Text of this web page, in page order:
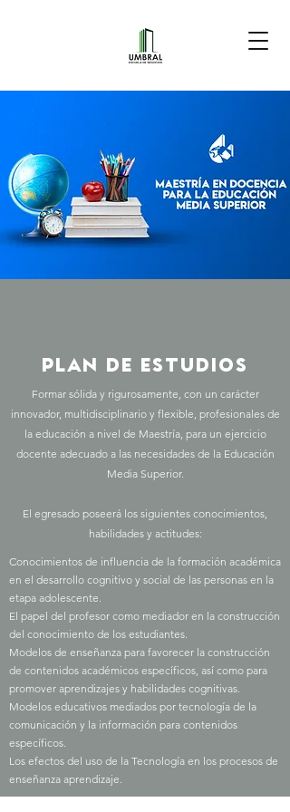
PLAN DE ESTUDIOS
Formar sólida y rigurosamente, con un carácter
innovador, multidisciplinario y flexible, profesionales de
la educación a nivel de Maestría, para un ejercicio
docente adecuado a las necesidades de la Educación
Media Superior.
El egresado poseerá los siguientes conocimientos,
habilidades y actitudes:
Conocimientos de influencia de la formación académica
en el desarrollo cognitivo y social de las personas en la
etapa adolescente.
El papel del profesor como mediador en la construcción
del conocimiento de los estudiantes.
Modelos de enseñanza para favorecer la construcción
de contenidos académicos específicos, así como para
promover aprendizajes y habilidades cognitivas.
Modelos educativos mediados por tecnología de la
comunicación y la información para contenidos
específicos.
Los efectos del uso de la Tecnología en los procesos de
enseñanza aprendizaje.